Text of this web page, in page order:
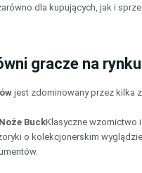
dla kupujących, jak i
gracze na
jest zdominowany przez kilka
Noże BuckKlasyczne wzornictwo i
o kolekcjonerskim